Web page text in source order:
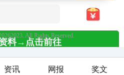
资讯 网报
奖文